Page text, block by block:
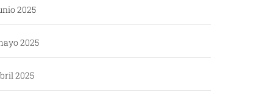
2025
2025
2025